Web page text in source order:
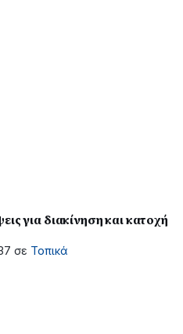
για διακίνηση και κατοχή
σε Τοπικά